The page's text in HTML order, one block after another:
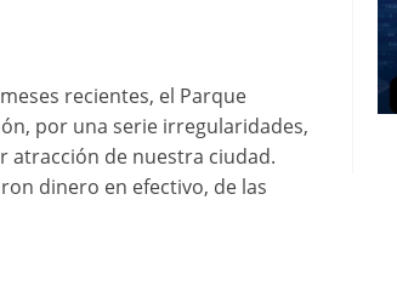
recientes, el Parque
por una serie irregularidades,
atracción de nuestra ciudad.
dinero en efectivo, de las